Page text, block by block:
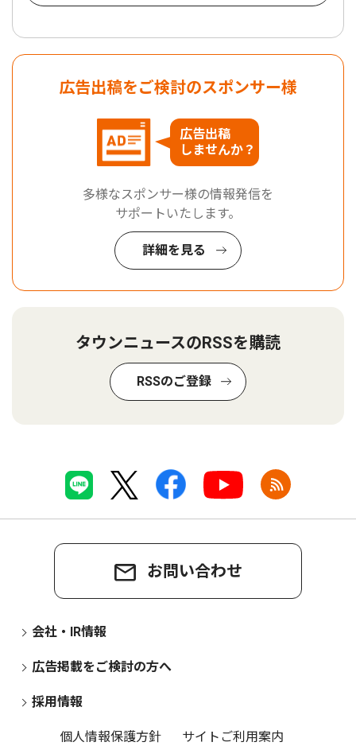
広告出稿をご検討のスポンサー様
広告出稿
しませんか？
多様なスポンサー様の情報発信を
サポートいたします。
詳細を見る
タウンニュースのRSSを購読
RSSのご登録
お問い合わせ
会社・IR情報
広告掲載をご検討の方へ
採用情報
個人情報保護方針
サイトご利用案内